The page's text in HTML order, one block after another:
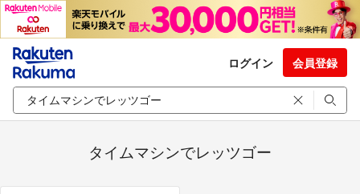
ログイン 会員登録
タイムマシンでレッツゴー